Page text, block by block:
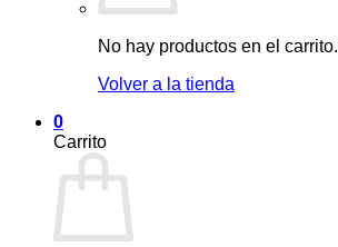
No hay productos en el carrito.
Volver a la tienda
0
Carrito